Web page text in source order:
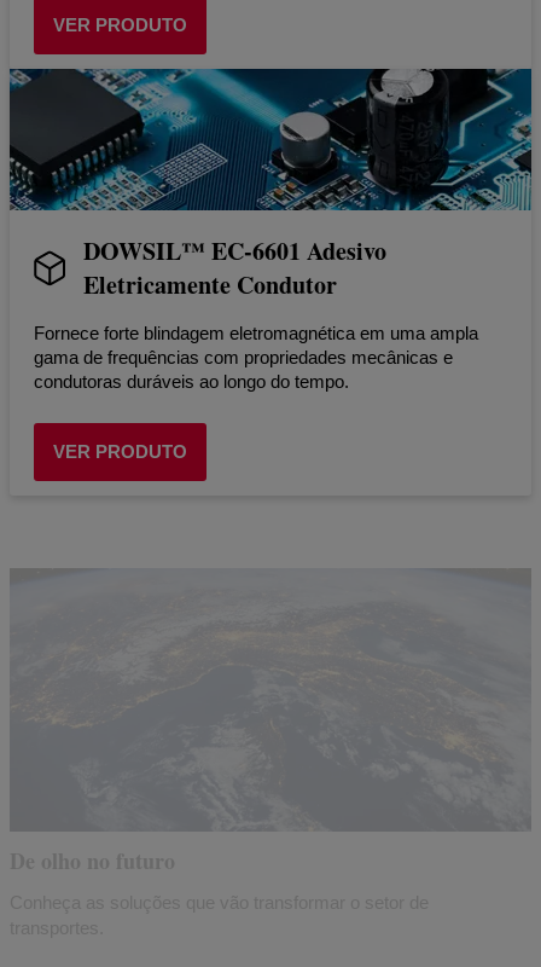
VER PRODUTO
DOWSIL™ EC-6601 Adesivo
Eletricamente Condutor
Fornece forte blindagem eletromagnética em uma ampla
gama de frequências com propriedades mecânicas e
condutoras duráveis ao longo do tempo.
VER PRODUTO